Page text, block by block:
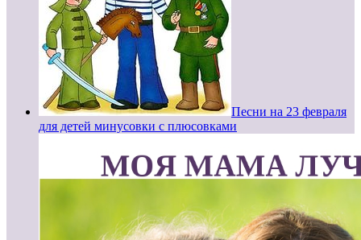
Песни на 23 февраля
для детей минусовки с плюсовками